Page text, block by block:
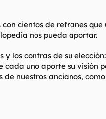
cientos de refranes
nos pueda aportar.
los contras de su
uno aporte su visión
nuestros ancianos,